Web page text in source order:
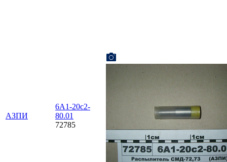
АЗПИ
6А1-20с2-
80.01
72785